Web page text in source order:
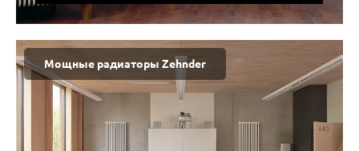
Мощные радиаторы Zehnder